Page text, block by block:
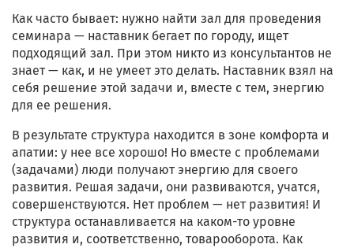
Как часто бывает: нужно найти зал для проведения
семинара — наставник бегает по городу, ищет
подходящий зал. При этом никто из консультантов не
знает — как, и не умеет это делать. Наставник взял на
себя решение этой задачи и, вместе с тем, энергию
для ее решения.
В результате структура находится в зоне комфорта и
апатии: у нее все хорошо! Но вместе с проблемами
(задачами) люди получают энергию для своего
развития. Решая задачи, они развиваются, учатся,
совершенствуются. Нет проблем — нет развития! И
структура останавливается на каком-то уровне
развития и, соответственно, товарооборота. Как